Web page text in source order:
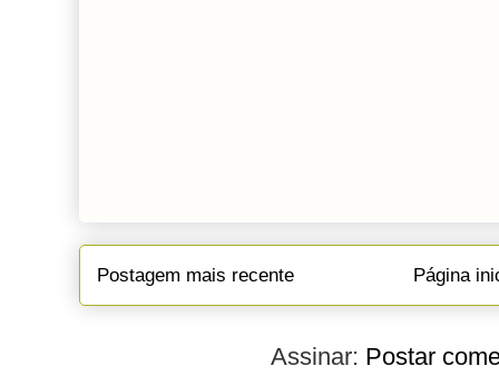
Postagem mais recente Página
Assinar: Postar